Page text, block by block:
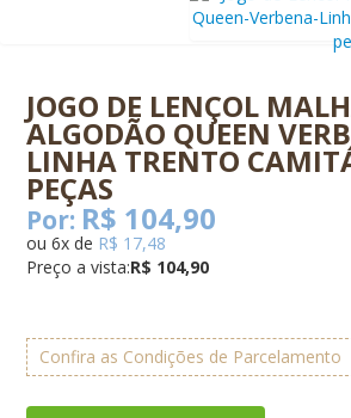
JOGO DE LENÇOL
ALGODÃO QUEEN
LINHA TRENTO
PEÇAS
Por: R$ 104,90
ou6x de R$ 17,48
Preço a vista:R$ 104,90
Confira as Condições de Parcelamento